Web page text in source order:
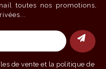
toutes nos promotions,
de vente et la politique de